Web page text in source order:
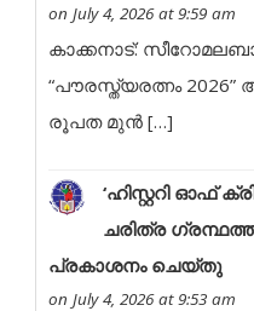
on July 4, 2026 at 9:59 am
കാക്കനാട്:
“പൗരസ്ത്യരത്നം
രൂപത മുൻ […]
‘ഹിസ്റ്ററി ഓഫ്
ചരിത്ര
പ്രകാശനം ചെയ്തു
on July 4, 2026 at 9:53 am